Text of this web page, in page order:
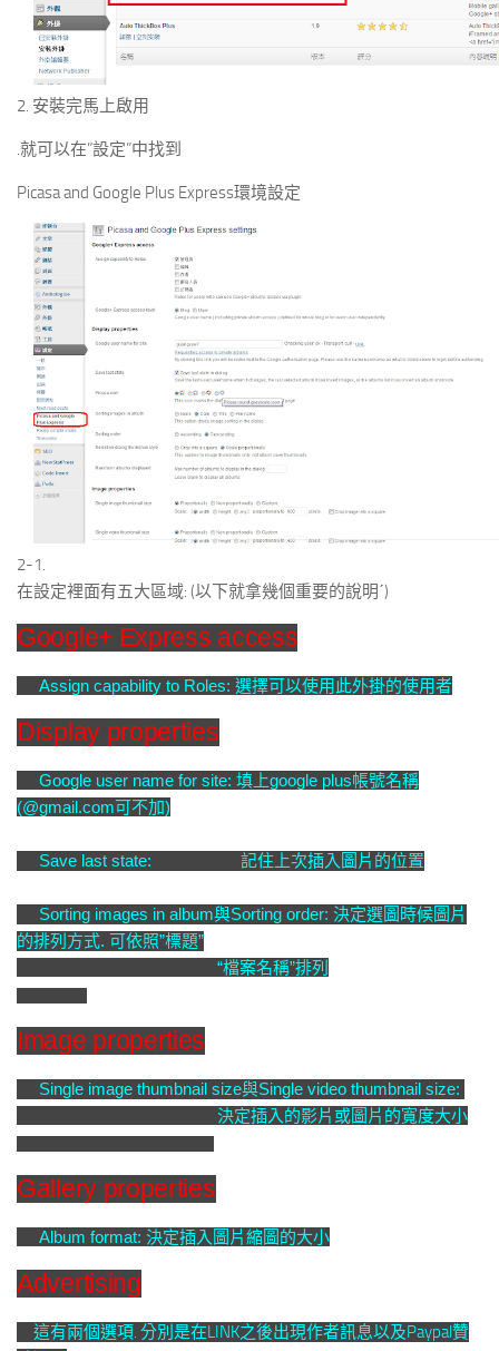
2. 安裝完馬上啟用
.就可以在”設定”中找到
Picasa and Google Plus Express環境設定
2-1.
在設定裡面有五大區域: (以下就拿幾個重要的說明ˊ)
Google+ Express access
Assign capability to Roles: 選擇可以使用此外掛的使用者
Display properties
Google user name for site: 填上google plus帳號名稱
(@gmail.com可不加)
Save last state: 記住上次插入圖片的位置
Sorting images in album與Sorting order: 決定選圖時候圖片
的排列方式. 可依照”標題”
“檔案名稱”排列
Image properties
Single image thumbnail size與Single video thumbnail size:
決定插入的影片或圖片的寬度大小
Gallery properties
Album format: 決定插入圖片縮圖的大小
Advertising
這有兩個選項. 分別是在LINK之後出現作者訊息以及Paypal贊